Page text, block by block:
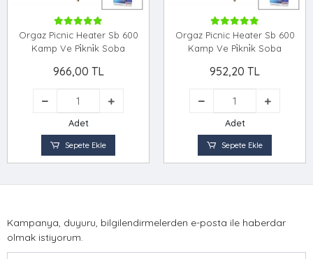
Orgaz Picnic Heater Sb 600
Kamp Ve Pi̇kni̇k Soba
966,00 TL
Adet
Sepete Ekle
Orgaz Picnic Heater Sb 600
Kamp Ve Pi̇kni̇k Soba
952,20 TL
Adet
Sepete Ekle
Kampanya, duyuru, bilgilendirmelerden e-posta ile haberdar
olmak istiyorum.